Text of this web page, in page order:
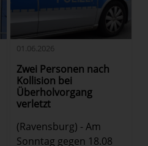
01.06.2026
Zwei Personen nach
Kollision bei
Überholvorgang
verletzt
(Ravensburg) - Am
Sonntag gegen 18.08